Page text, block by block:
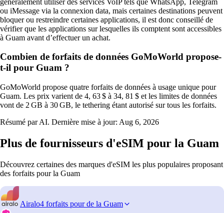
ou iMessage via la connexion data, mais certaines destinations peuvent
bloquer ou restreindre certaines applications, il est donc conseillé de
vérifier que les applications sur lesquelles ils comptent sont accessibles
à Guam avant d’effectuer un achat.
Combien de forfaits de données GoMoWorld propose-
t-il pour Guam ?
GoMoWorld propose quatre forfaits de données à usage unique pour
Guam. Les prix varient de 4, 63 $ à 34, 81 $ et les limites de données
vont de 2 GB à 30 GB, le tethering étant autorisé sur tous les forfaits.
Résumé par AI. Dernière mise à jour: Aug 6, 2026
Plus de fournisseurs d'eSIM pour la Guam
Découvrez certaines des marques d'eSIM les plus populaires proposant
des forfaits pour la Guam
Airalo4 forfaits pour de la Guam